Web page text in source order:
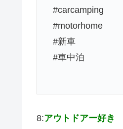
#carcamping
#motorhome
#新車
#車中泊
8:アウトドアー好き